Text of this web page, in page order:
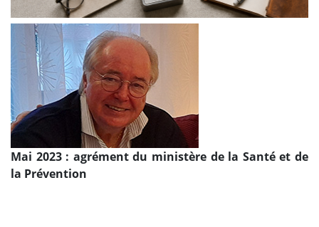
Mai 2023 : agrément du ministère de la Santé et de
la Prévention